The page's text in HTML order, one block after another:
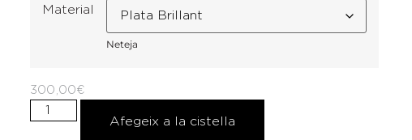
Material
Neteja
300,00€
Afegeix a la cistella